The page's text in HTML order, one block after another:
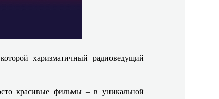
харизматичный радиоведущий
красивые фильмы – в уникальной